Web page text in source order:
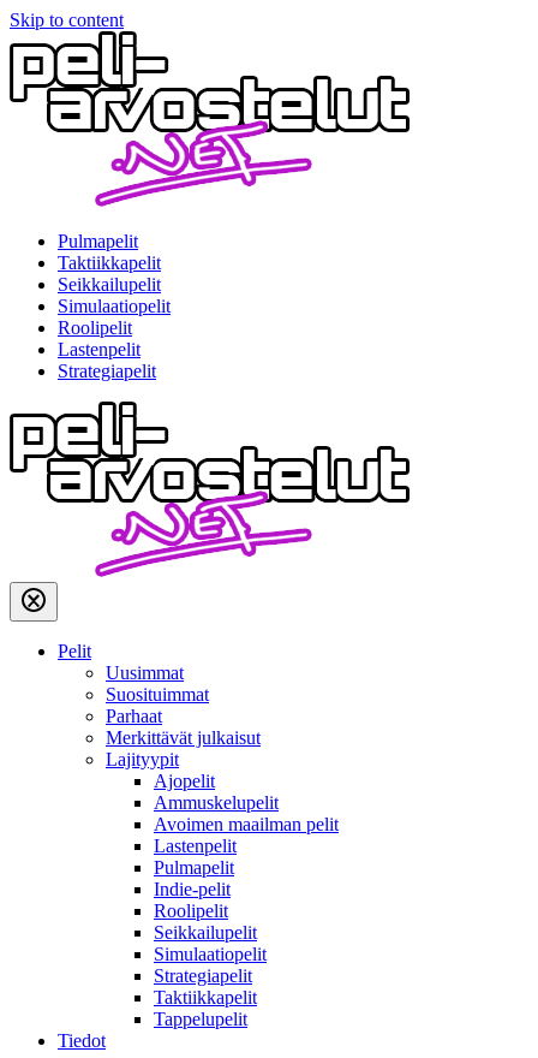
Skip to content
Pulmapelit
Taktiikkapelit
Seikkailupelit
Simulaatiopelit
Roolipelit
Lastenpelit
Strategiapelit
Pelit
Uusimmat
Suosituimmat
Parhaat
Merkittävät julkaisut
Lajityypit
Ajopelit
Ammuskelupelit
Avoimen maailman pelit
Lastenpelit
Pulmapelit
Indie-pelit
Roolipelit
Seikkailupelit
Simulaatiopelit
Strategiapelit
Taktiikkapelit
Tappelupelit
Tiedot